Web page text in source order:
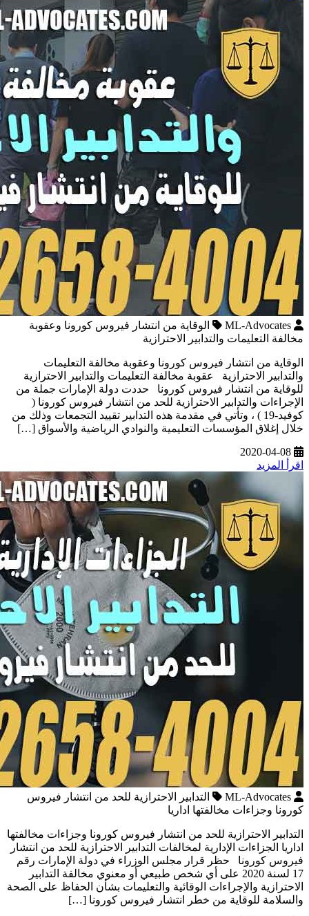
ML-Advocates
الوقاية من انتشار فيروس كورونا وعقوبة
مخالفة التعليمات والتدابير الاحترازية
الوقاية من انتشار فيروس كورونا وعقوبة مخالفة التعليمات
والتدابير الاحترازية عقوبة مخالفة التعليمات والتدابير الاحترازية
للوقاية من انتشار فيروس كورونا حددت دولة الإمارات جملة من
الإجراءات والتدابير الاحترازية للحد من انتشار فيروس كورونا (
كوفيد-19 ) ، وتأتي في مقدمة هذه التدابير تقييد التجمعات وذلك من
خلال إغلاق المؤسسات التعليمية والنوادي الرياضية والأسواق […]
2020-04-08
اقرأ المزيد
ML-Advocates
التدابير الاحترازية للحد من انتشار فيروس
كورونا وجزاءات مخالفتها اداريا
التدابير الاحترازية للحد من انتشار فيروس كورونا وجزاءات مخالفتها
اداريا الجزاءات الإدارية لمخالفات التدابير الاحترازية للحد من انتشار
فيروس كورونا حظر قرار مجلس الوزراء في دولة الإمارات رقم
17 لسنة 2020 على أي شخص طبيعي أو معنوي مخالفة التدابير
الاحترازية والإجراءات الوقائية والتعليمات بشأن الحفاظ على الصحة
والسلامة للوقاية من خطر انتشار فيروس كورونا […]